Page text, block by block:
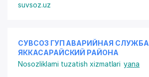
suvsoz.uz
СУВСОЗ ГУП АВАРИЙНАЯ СЛУЖБА
ЯККАСАРАЙСКИЙ РАЙОНА
Nosozliklarni tuzatish xizmatlari yana